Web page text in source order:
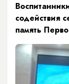
содействия
память